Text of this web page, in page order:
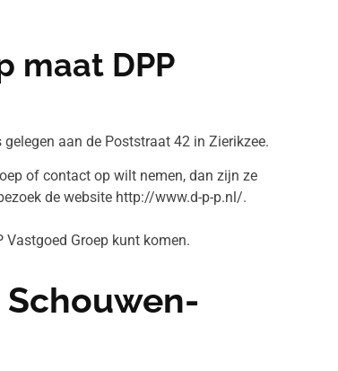
maat DPP
aan de Poststraat 42 in Zierikzee.
of contact op wilt nemen, dan zijn ze
de website http://www.d-p-p.nl/.
Vastgoed Groep kunt komen.